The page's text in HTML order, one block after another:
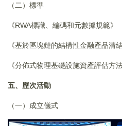
（二）標準
《RWA標識、編碼和元數據規範》
《基於區塊鏈的結構性金融產品清
《分佈式物理基礎設施資產評估方法
五、歷次活動
（一）成立儀式